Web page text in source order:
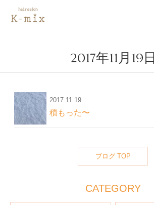
2017年11月19日
2017.11.19
積もった〜
ブログ TOP
CATEGORY